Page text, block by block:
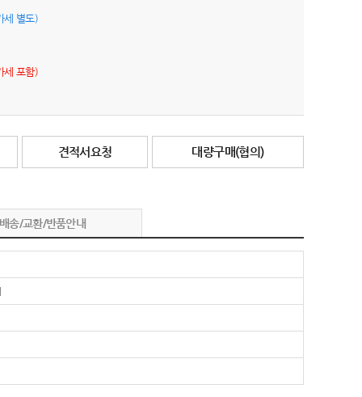
세 별도)
세 포함)
견적서요청 대량구매(협의)
배송/교환/반품안내